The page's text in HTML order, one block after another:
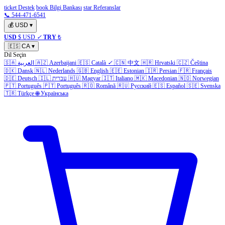
ticket Destek book Bilgi Bankası star Referanslar
📞 544-471-6541
💰 USD ▾
USD $ USD ✓ TRY ₺
🇪🇸 CA ▾
Dil Seçin
🇸🇦 العربية 🇦🇿 Azerbaijani 🇪🇸 Català ✓ 🇨🇳 中文 🇭🇷 Hrvatski 🇨🇿 Čeština
🇩🇰 Dansk 🇳🇱 Nederlands 🇬🇧 English 🇪🇪 Estonian 🇮🇷 Persian 🇫🇷 Français
🇩🇪 Deutsch 🇮🇱 עברית 🇭🇺 Magyar 🇮🇹 Italiano 🇲🇰 Macedonian 🇳🇴 Norwegian
🇵🇹 Português 🇵🇹 Português 🇷🇴 Română 🇷🇺 Русский 🇪🇸 Español 🇸🇪 Svenska
🇹🇷 Türkçe 🌐 Українська